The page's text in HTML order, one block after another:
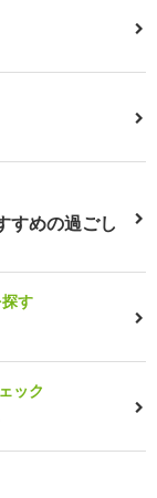
すめの過ごし
す
ック